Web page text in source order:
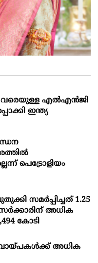
വരെയുള്ള എൽഎൻജി
ഇന്ത്യ
പെട്രോളിയം
സമർപ്പിച്ചത് 1.25
അധിക
കോടി
അധിക